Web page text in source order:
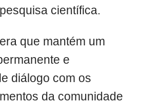
científica.
que mantém um
e
diálogo com os
da comunidade